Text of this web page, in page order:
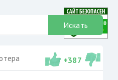
Искать
+387